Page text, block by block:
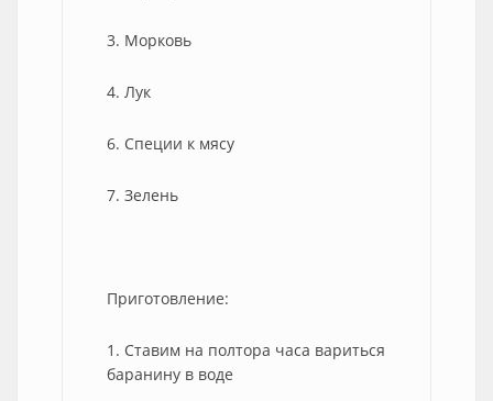
3. Морковь
4. Лук
6. Специи к мясу
7. Зелень
Приготовление:
1. Ставим на полтора часа вариться
баранину в воде